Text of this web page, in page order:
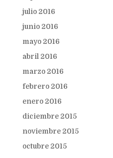
julio 2016
junio 2016
mayo 2016
abril 2016
marzo 2016
febrero 2016
enero 2016
diciembre 2015
noviembre 2015
octubre 2015